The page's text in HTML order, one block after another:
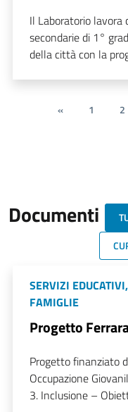
Il Laboratorio lavora
secondarie di 1°
della città con la
« 1 2
Documenti
SERVIZI
FAMIGLIE
Progetto
Progetto finanziato
Occupazione
3. Inclusione –